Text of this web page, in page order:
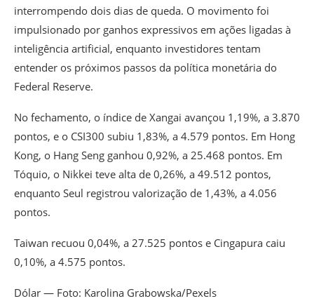
interrompendo dois dias de queda. O movimento foi
impulsionado por ganhos expressivos em ações ligadas à
inteligência artificial, enquanto investidores tentam
entender os próximos passos da política monetária do
Federal Reserve.
No fechamento, o índice de Xangai avançou 1,19%, a 3.870
pontos, e o CSI300 subiu 1,83%, a 4.579 pontos. Em Hong
Kong, o Hang Seng ganhou 0,92%, a 25.468 pontos. Em
Tóquio, o Nikkei teve alta de 0,26%, a 49.512 pontos,
enquanto Seul registrou valorização de 1,43%, a 4.056
pontos.
Taiwan recuou 0,04%, a 27.525 pontos e Cingapura caiu
0,10%, a 4.575 pontos.
Dólar — Foto: Karolina Grabowska/Pexels